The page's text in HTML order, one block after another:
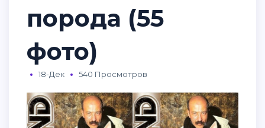
порода (55
фото)
18-Дек 540 Просмотров